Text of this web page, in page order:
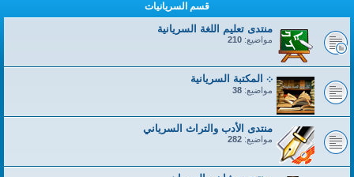
قسم السريانيات
منتدى تعليم اللغة السريانية
مواضيع: 210
܀ المكتبة السريانية
مواضيع: 38
منتدى الأدب والتراث السرياني
مواضيع: 282